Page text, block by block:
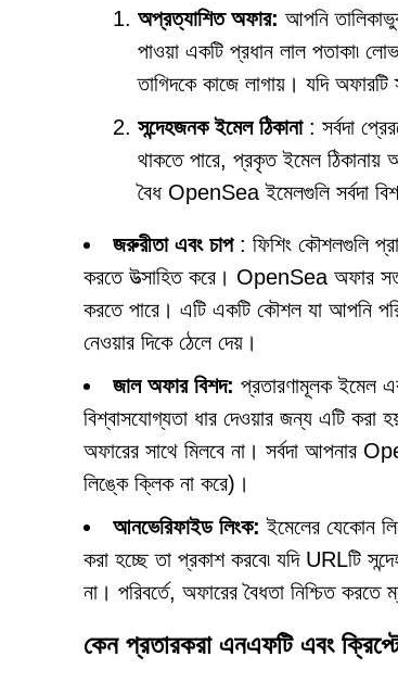
অপ্রত্যাশিত অফার: আপনি
পাওয়া একটি প্রধান লাল পতাকা৷
তাগিদকে কাজে লাগায়। যদি
সন্দেহজনক ইমেল ঠিকানা: সর্বদা
থাকতে পারে, প্রকৃত ইমেল ঠিকানায়
বৈধ OpenSea ইমেলগুলি সর্বদা
জরুরীতা এবং চাপ: ফিশিং কৌশলগুলি
করতে উত্সাহিত করে। OpenSea অফার
করতে পারে। এটি একটি কৌশল যা আপনি
নেওয়ার দিকে ঠেলে দেয়।
জাল অফার বিশদ: প্রতারণামূলক ইমেল
বিশ্বাসযোগ্যতা ধার দেওয়ার জন্য এটি
অফারের সাথে মিলবে না। সর্বদা আপনার
লিঙ্কে ক্লিক না করে)।
আনভেরিফাইড লিংক: ইমেলের যেকোন
করা হচ্ছে তা প্রকাশ করবে৷ যদি URLটি
না। পরিবর্তে, অফারের বৈধতা নিশ্চিত
কেন প্রতারকরা এনএফটি এবং